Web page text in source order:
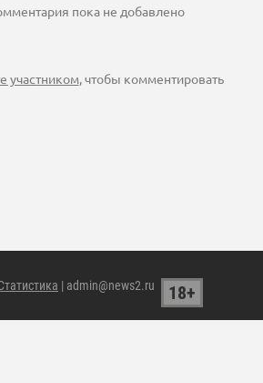
пока не добавлено
участником, чтобы комментировать
| admin@news2.ru 18+